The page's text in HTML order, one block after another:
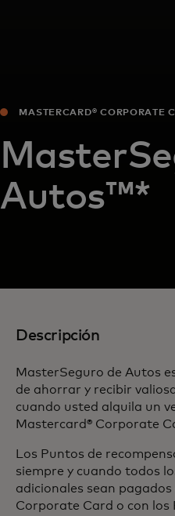
MASTERCARD® CORPORATE
Autos™*
Descripción
MasterSeguro de Autos
de ahorrar y recibir
cuando usted alquila un
Mastercard® Corporate
Los Puntos de
siempre y cuando todos
adicionales sean
Corporate Card o con los